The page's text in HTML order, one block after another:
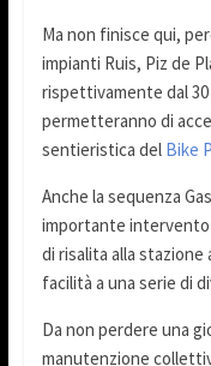
Ma non finisce qui,
impianti Ruis, Piz de
rispettivamente dal 30
permetteranno di
sentieristica delBike
Anche la sequenza
importante intervento
di risalita alla stazione
facilità a una serie di
Da non perdere una
manutenzione